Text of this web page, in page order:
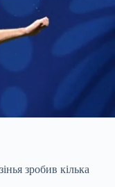
зробив кілька